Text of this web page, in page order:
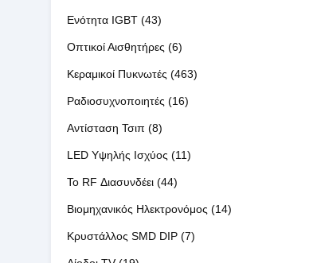
Ενότητα IGBT (43)
Οπτικοί Αισθητήρες (6)
Κεραμικοί Πυκνωτές (463)
Ραδιοσυχνοποιητές (16)
Αντίσταση Τσιπ (8)
LED Υψηλής Ισχύος (11)
Το RF Διασυνδέει (44)
Βιομηχανικός Ηλεκτρονόμος (14)
Κρυστάλλος SMD DIP (7)